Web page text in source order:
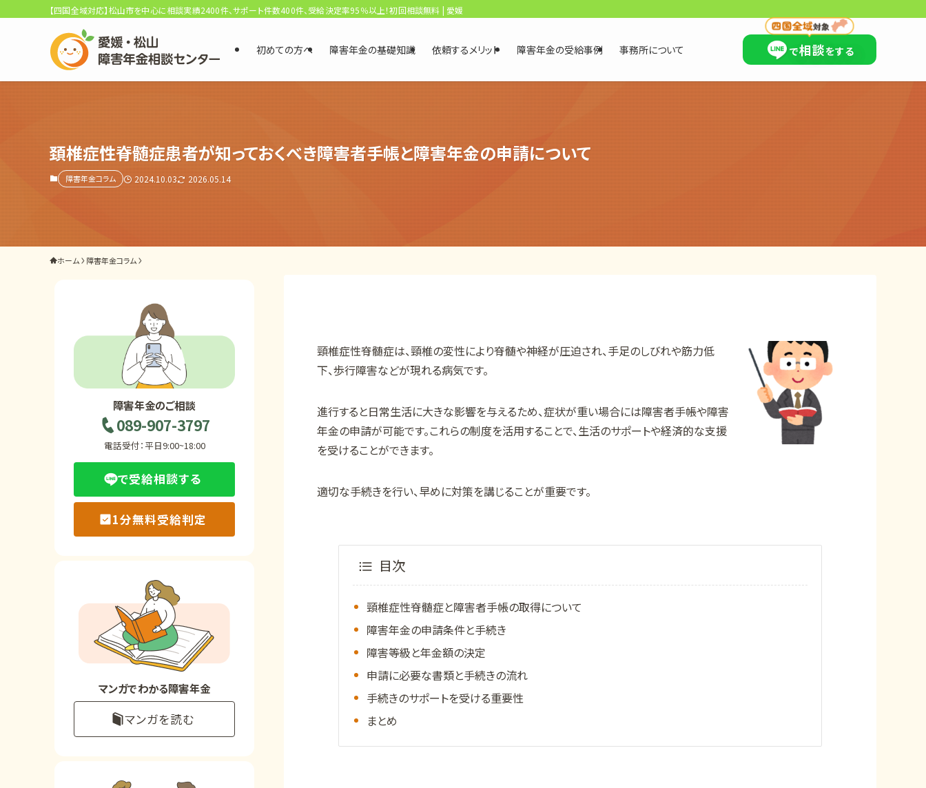
×
選ばれる3つの理由
初回相談料0円・受給後報酬型
サポート料金について
県内 No.1 の豊富な知識と経験
ご相談事例をみる
外出困難でもOK
障害年金の基礎知識
障害年金の金額
Q&A・相談事例
事務所について
お客様からの感謝のお手紙
【四国全域対応】松山市を中心に相談実績2400件、サポート件数400件、受給決定率95％以上！初回相談無料 | 愛媛・松山障害年金相談センター
初めての方へ 障害年金の基礎知識 依頼するメリット 障害年金の受給事例 事務所について で相談をする
頚椎症性脊髄症患者が知っておくべき障害者手帳と障害年金の申請について
障害年金コラム 2024.10.03 2026.05.14
ホーム 障害年金コラム
頸椎症性脊髄症は、頸椎の変性により脊髄や神経が圧迫され、手足のしびれや筋力低
下、歩行障害などが現れる病気です。
進行すると日常生活に大きな影響を与えるため、症状が重い場合には障害者手帳や障害
年金の申請が可能です。これらの制度を活用することで、生活のサポートや経済的な支援
を受けることができます。
適切な手続きを行い、早めに対策を講じることが重要です。
目次
頸椎症性脊髄症と障害者手帳の取得について
障害年金の申請条件と手続き
障害等級と年金額の決定
申請に必要な書類と手続きの流れ
手続きのサポートを受ける重要性
まとめ
障害年金のご相談
089-907-3797
電話受付：平日9:00~18:00
で受給相談する
1分無料受給判定
マンガでわかる障害年金
マンガを読む